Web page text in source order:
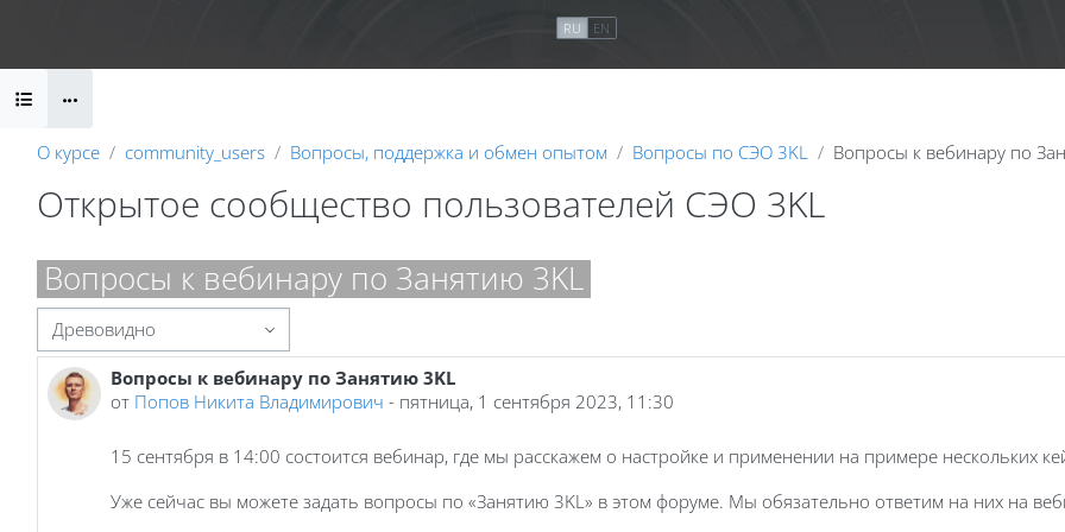
RU EN
Блоки
О курсе community_users Вопросы, поддержка и обмен опытом Вопросы по СЭО 3KL Вопросы к вебинару по
Открытое сообщество пользователей СЭО 3KL
Блоки
Вопросы к вебинару по Занятию 3KL
Режим отображения
Вопросы к вебинару по Занятию 3KL
от Попов Никита Владимирович - пятница, 1 сентября 2023, 11:30
Количество ответов: 2
15 сентября в 14:00 состоится вебинар, где мы расскажем о настройке и применении на примере нескольких
Уже сейчас вы можете задать вопросы по «Занятию 3KL» в этом форуме. Мы обязательно ответим на них на